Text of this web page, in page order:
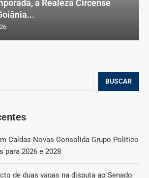
BUSCAR
Caldas Novas Consolida Grupo Político
para 2026 e 2028
de duas vagas na disputa ao Senado
a Realeza Circense